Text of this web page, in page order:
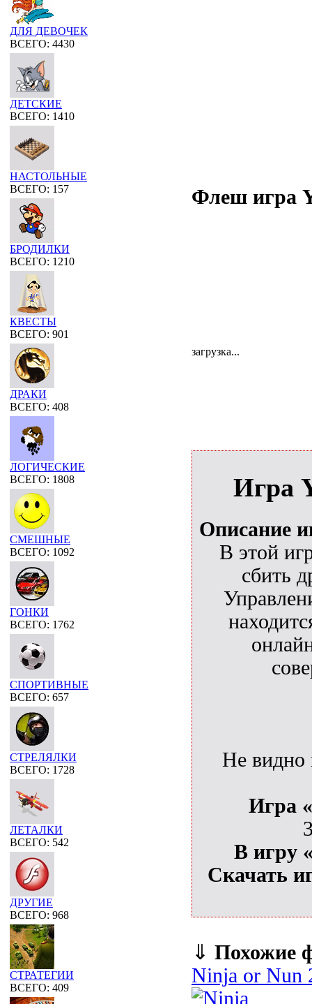
ДЛЯ ДЕВОЧЕК
ВСЕГО: 4430
ДЕТСКИЕ
ВСЕГО: 1410
НАСТОЛЬНЫЕ
ВСЕГО: 157
БРОДИЛКИ
ВСЕГО: 1210
КВЕСТЫ
ВСЕГО: 901
ДРАКИ
ВСЕГО: 408
ЛОГИЧЕСКИЕ
ВСЕГО: 1808
СМЕШНЫЕ
ВСЕГО: 1092
ГОНКИ
ВСЕГО: 1762
СПОРТИВНЫЕ
ВСЕГО: 657
СТРЕЛЯЛКИ
ВСЕГО: 1728
ЛЕТАЛКИ
ВСЕГО: 542
ДРУГИЕ
ВСЕГО: 968
СТРАТЕГИИ
ВСЕГО: 409
Флеш игра
загрузка...
Игра
Описание
В этой
сбить
Не видно
Игра
В игру
Скачать
⇓ Похожие
Ninja or Nun